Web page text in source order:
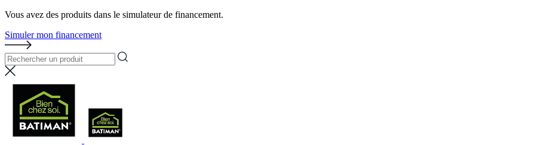
Vous avez des produits dans le simulateur de financement.
Simuler mon financement